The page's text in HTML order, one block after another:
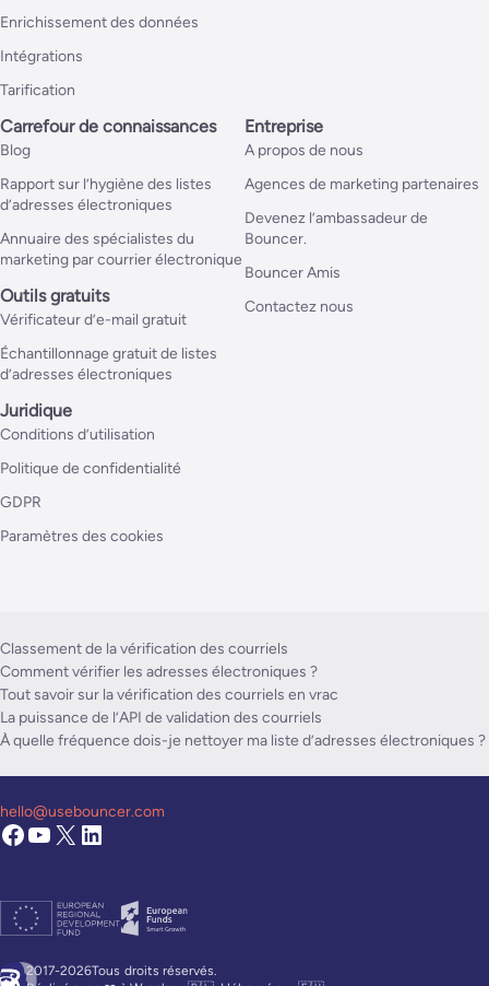
Enrichissement des données
Intégrations
Tarification
Carrefour de connaissances
Blog
Rapport sur l’hygiène des listes
d’adresses électroniques
Annuaire des spécialistes du
marketing par courrier électronique
Outils gratuits
Vérificateur d’e-mail gratuit
Échantillonnage gratuit de listes
d’adresses électroniques
Entreprise
A propos de nous
Agences de marketing partenaires
Devenez l’ambassadeur de
Bouncer.
Bouncer Amis
Contactez nous
Juridique
Conditions d’utilisation
Politique de confidentialité
GDPR
Paramètres des cookies
Classement de la vérification des courriels
Comment vérifier les adresses électroniques ?
Tout savoir sur la vérification des courriels en vrac
La puissance de l’API de validation des courriels
À quelle fréquence dois-je nettoyer ma liste d’adresses électroniques ?
2017-2026Tous droits réservés.
hello@usebouncer.com